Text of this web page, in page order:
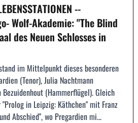
--
Wolf-Akademie: "The Blind
des Neuen Schlosses in
im Mittelpunkt dieses besonderen
(Tenor), Julia Nachtmann
(Hammerflügel). Gleich
in Leipzig: Käthchen" mit Franz
Abschied", wo Pregardien mi...